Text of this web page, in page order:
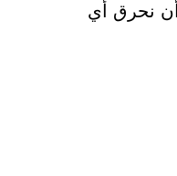
أن نحرق أي